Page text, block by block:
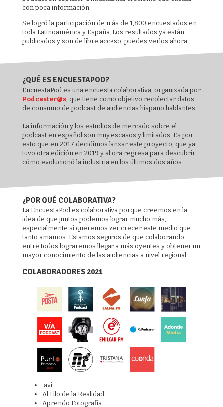
con poca información.
Se logró la participación de más de 1,800 encuestados en
toda Latinoamérica y España. Los resultados ya están
publicados y son de libre acceso, puedes verlos ahora.
¿QUÉ ES ENCUESTAPOD?
EncuestaPod es una encuesta colaborativa, organizada por
Podcaster@s, que tiene como objetivo recolectar datos
de consumo de podcast de audiencias hispano hablantes.
La información y los estudios de mercado sobre el
podcast en español son muy escasos y limitados. Es por
esto que en 2017 decidimos lanzar este proyecto, que ya
tuvo otra edición en 2019 y ahora regresa para descubrir
cómo evolucionó la industria en los últimos dos años.
¿POR QUÉ COLABORATIVA?
La EncuestaPod es colaborativa porque creemos en la
idea de que juntos podemos lograr mucho más,
especialmente si queremos ver crecer este medio que
tanto amamos. Estamos seguros de que colaborando
entre todos lograremos llegar a más oyentes y obtener un
mayor conocimiento de las audiencias a nivel regional.
COLABORADORES 2021
.avi
Al Filo de la Realidad
Aprendo Fotografía